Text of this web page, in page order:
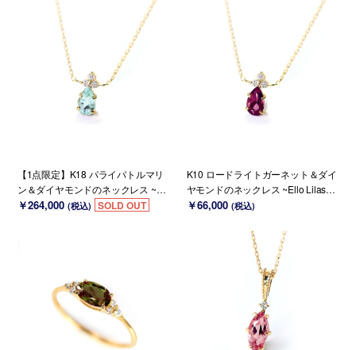
【1点限定】K18 パライバトルマリ
ン＆ダイヤモンドのネックレス ~Ell
o Lilas~ 10月誕生石
￥264,000 (税込) SOLD OUT
K10 ロードライトガーネット＆ダイ
ヤモンドのネックレス ~Ello Lilas~
1月誕生石(K18 変更可能)
￥66,000 (税込)